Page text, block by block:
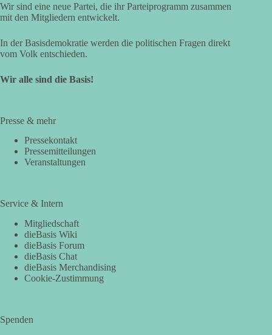
Wir sind eine neue Partei, die ihr Parteiprogramm zusammen
mit den Mitgliedern entwickelt.
In der Basisdemokratie werden die politischen Fragen direkt
vom Volk entschieden.
Wir alle sind die Basis!
Presse & mehr
Pressekontakt
Pressemitteilungen
Veranstaltungen
Service & Intern
Mitgliedschaft
dieBasis Wiki
dieBasis Forum
dieBasis Chat
dieBasis Merchandising
Cookie-Zustimmung
Spenden